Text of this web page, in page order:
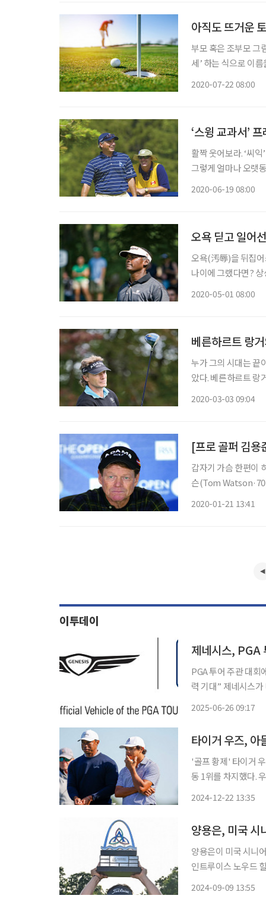
아직도 뜨거운
부모 혹은 조부모 그
세’ 하는 식으로 이
2020-07-22 08:00
‘스윙 교과서’
활짝 웃어보라. ‘씨
그렇게 얼마나 오랫
2020-06-19 08:00
오욕 딛고 일어
오욕(汚辱)을 뒤집어
나이에 그랬다면?
2020-05-01 08:00
베른하르트 랑
누가 그의 시대는 끝
았다. 베른하르트 랑거
2020-03-03 09:04
[프로 골퍼 김용
갑자기 가슴 한편이
슨(Tom
2020-01-21 13:41
이투데이
제네시스, PGA
PGA 투어 주관 대회
력 기대” 제네시스가 미국프로골프협회(PGA) 투어의 첫 공식 자동차 후원사로 나선다. 제네
2025-06-26 09:17
타이거 우즈, 아
'골프 황제' 타이거
동 1위를 차지했다. 우즈 부자는 22일(한국시간) 미국 플로리다주 올랜도의 리츠-칼턴GC(파
2024-12-22 13:35
양용은, 미국
양용은이 미국 시니어 무대에서 첫 우
인트루이스 노우드
2024-09-09 13:55